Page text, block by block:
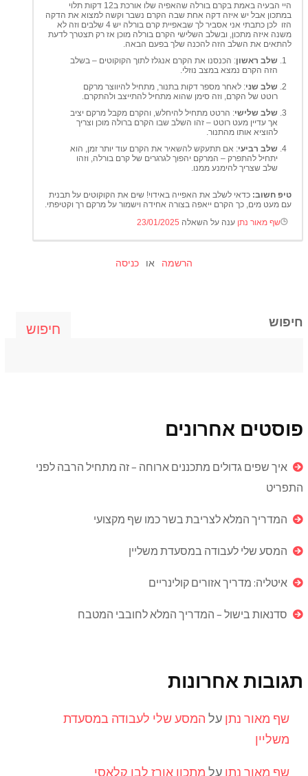
היי הבעיה באמת בקרם בורלה שהאפיה שלו אורכת ב12 דקות תלוי
במתכון אבל יש איזה דקה אחת שבה הקרם נשבר וקשה למצוא את הדקה
הזו לכן כתבתי אני אסביר לך שבאפיית קרם בורלה יש 4 שלבים וזה לא
משנה איזה מתכון, ובשלב השלישי הקרם בורלה מוכן אז רק תצטרך לדעת
להתאים את השלב הזה להכנה שלך בפעם הבאה.
שלב ראשון: הכנסנו את הקרם אנגלז לתוך הקוקוטים – בשלב
הזה הקרם נמצא במצב נוזלי.
שלב שני: לאחר מספר דקות בתנור, מתחיל להיווצר מרקם
רוטט של הקרם, וזה סימן שהוא מתחיל להתייצב ולהתקרם.
שלב שלישי: הרטט מתחיל להיחלש, והקרם מקבל מרקם יציב
אך עדיין מעט רוטט – זהו השלב שבו הקרם ברולה מוכן וצריך
להוציא אותו מהתנור.
שלב רביעי: אם תתעקש להשאיר את הקרם עוד יותר זמן, הוא
יתחיל להתפרק – המרקם יהפוך לגרגרים של קרם בורלה, וזהו
שלב שצריך להימנע ממנו.
טיפ חשוב: כדאי לשלב את האפייה באידוי! שים את הקוקוטים על תבנית
עם מעט מים, כך הקרם ייאפה בצורה אחידה וישמור על מרקם רך וקטיפתי.
שף מאור נתן ענה על השאלה 23/01/2025
הרשמה או כניסה
חיפוש חיפוש
פוסטים אחרונים
איך שפים גדולים מתכננים ארוחה – זה מתחיל הרבה לפני
התפריט
המדריך המלא לצריבת בשר כמו שף מקצועי
המסע שלי לעבודה במסעדת משליין
איטליה: מדריך אזורים קולינריים
סדנאות בישול – המדריך המלא לחובבי המטבח
תגובות אחרונות
שף מאור נתן על המסע שלי לעבודה במסעדת
משליין
שף מאור נתן על מתכון אורז לבן קלאסי